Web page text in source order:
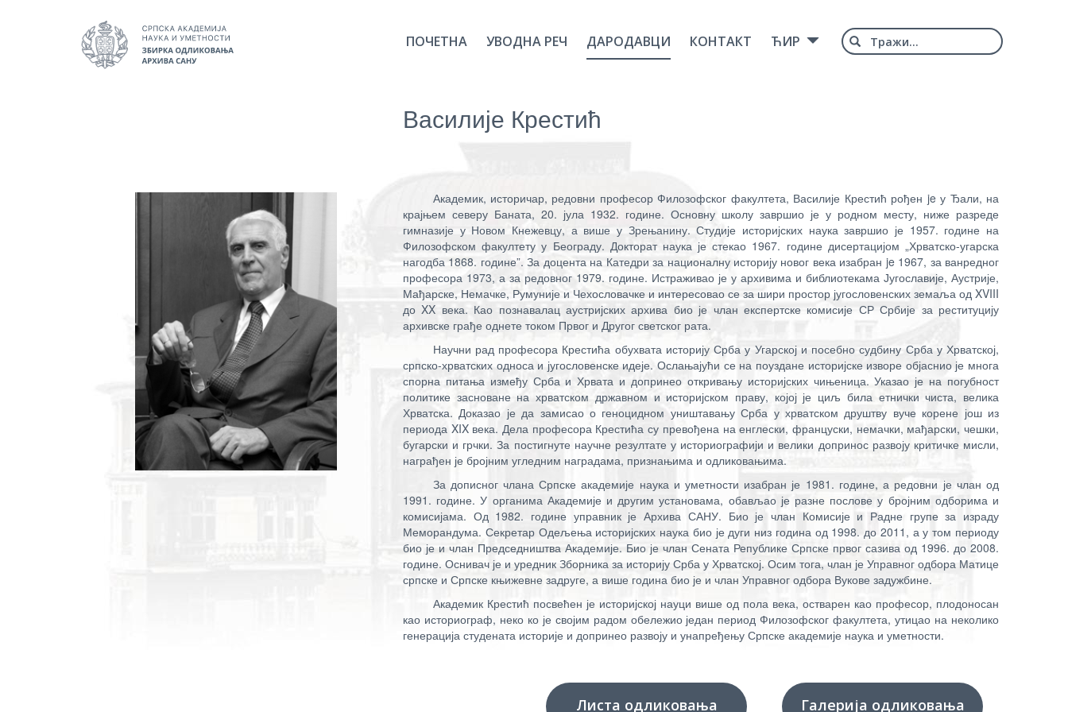
ПОЧЕТНА УВОДНА РЕЧ ДАРОДАВЦИ КОНТАКТ ЋИР
Василије Крестић
Академик, историчар, редовни професор Филозофског факултета, Василије Крестић рођен je у Ђали, на
крајњем северу Баната, 20. јула 1932. године. Основну школу завршио је у родном месту, ниже разреде
гимназије у Новом Кнежевцу, а више у Зрењанину. Студије историјских наука завршио је 1957. године на
Филозофском факултету у Београду. Докторат наука је стекао 1967. године дисертацијом „Хрватско-угарска
нагодба 1868. године”. За доцента на Катедри за националну историју новог века изабран je 1967, за ванредног
професора 1973, а за редовног 1979. године. Истраживао је у архивима и библиотекама Југославије, Аустрије,
Мађарске, Немачке, Румуније и Чехословачке и интересовао се за шири простор југословенских земаља од XVIII
до XX века. Као познавалац аустријских архива био је члан експертске комисије СР Србије за реституцију
архивске грађе однете током Првог и Другог светског рата.
Научни рад професора Крестића обухвата историју Срба у Угарској и посебно судбину Срба у Хрватској,
српско-хрватских односа и југословенске идеје. Ослањајући се на поуздане историјске изворе објаснио је многа
спорна питања између Срба и Хрвата и допринео откривању историјских чињеница. Указао је на погубност
политике засноване на хрватском државном и историјском праву, којој је циљ била етнички чиста, велика
Хрватска. Доказао је да замисао о геноцидном уништавању Срба у хрватском друштву вуче корене још из
периода XIX века. Дела професора Крестића су превођена на енглески, француски, немачки, мађарски, чешки,
бугарски и грчки. За постигнуте научне резултате у историографији и велики допринос развоју критичке мисли,
награђен је бројним угледним наградама, признањима и одликовањима.
За дописног члана Српске академије наука и уметности изабран је 1981. године, а редовни је члан од
1991. године. У органима Академије и другим установама, обављао је разне послове у бројним одборима и
комисијама. Од 1982. године управник је Архива САНУ. Био је члан Комисије и Радне групе за израду
Меморандума. Секретар Одељења историјских наука био је дуги низ година од 1998. до 2011, а у том периоду
био је и члан Председништва Академије. Био је члан Сената Републике Српске првог сазива од 1996. до 2008.
године. Оснивач је и уредник Зборника за историју Срба у Хрватској. Осим тога, члан је Управног одбора Матице
српске и Српске књижевне задруге, а више година био је и члан Управног одбора Вукове задужбине.
Академик Крестић посвећен је историјској науци више од пола века, остварен као професор, плодоносан
као историограф, неко ко је својим радом обележио један период Филозофског факултета, утицао на неколико
генерација студената историје и допринео развоју и унапређењу Српске академије наука и уметности.
Листа одликовања Галерија одликовања